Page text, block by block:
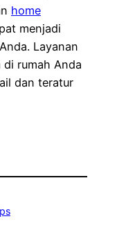
home
menjadi
Layanan
rumah Anda
dan teratur